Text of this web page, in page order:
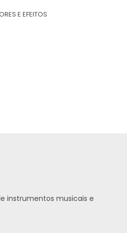
E EFEITOS
instrumentos musicais e